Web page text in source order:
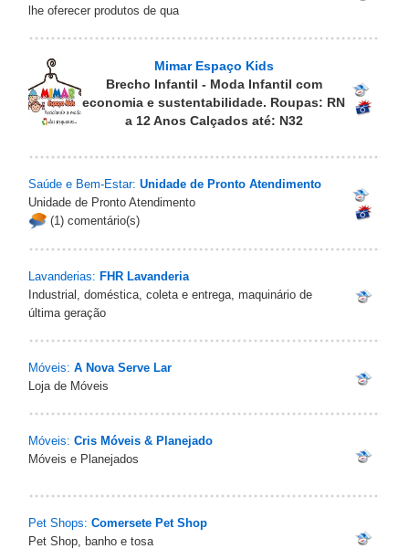
lhe oferecer produtos de qua
Mimar Espaço Kids
Brecho Infantil - Moda Infantil com
economia e sustentabilidade. Roupas: RN
a 12 Anos Calçados até: N32
Saúde e Bem-Estar: Unidade de Pronto Atendimento
Unidade de Pronto Atendimento
(1) comentário(s)
Lavanderias: FHR Lavanderia
Industrial, doméstica, coleta e entrega, maquinário de
última geração
Móveis: A Nova Serve Lar
Loja de Móveis
Móveis: Cris Móveis & Planejado
Móveis e Planejados
Pet Shops: Comersete Pet Shop
Pet Shop, banho e tosa